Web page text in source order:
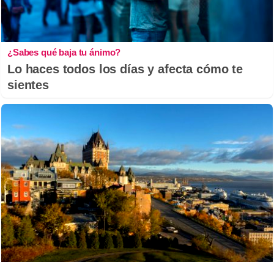
¿Sabes qué baja tu ánimo?
Lo haces todos los días y afecta cómo te
sientes